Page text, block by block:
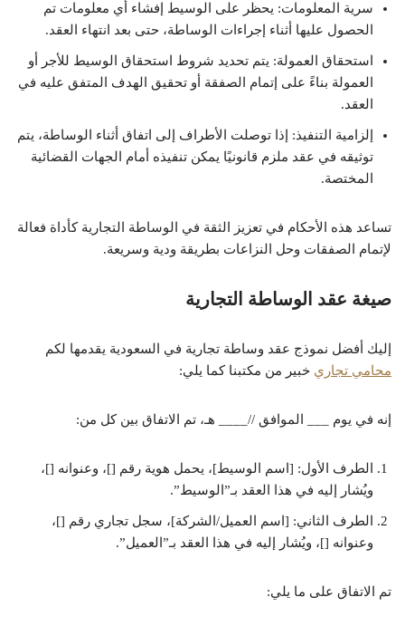
سرية المعلومات: يحظر على الوسيط إفشاء أي معلومات تم
الحصول عليها أثناء إجراءات الوساطة، حتى بعد انتهاء العقد.
استحقاق العمولة: يتم تحديد شروط استحقاق الوسيط للأجر أو
العمولة بناءً على إتمام الصفقة أو تحقيق الهدف المتفق عليه في
العقد.
إلزامية التنفيذ: إذا توصلت الأطراف إلى اتفاق أثناء الوساطة، يتم
توثيقه في عقد ملزم قانونيًا يمكن تنفيذه أمام الجهات القضائية
المختصة.
تساعد هذه الأحكام في تعزيز الثقة في الوساطة التجارية كأداة فعالة
لإتمام الصفقات وحل النزاعات بطريقة ودية وسريعة.
صيغة عقد الوساطة التجارية
إليك أفضل نموذج عقد وساطة تجارية في السعودية يقدمها لكم
محامي تجاري خبير من مكتبنا كما يلي:
إنه في يوم ___ الموافق //____ هـ، تم الاتفاق بين كل من:
الطرف الأول: [اسم الوسيط]، يحمل هوية رقم []، وعنوانه []،
ويُشار إليه في هذا العقد بـ”الوسيط”.
الطرف الثاني: [اسم العميل/الشركة]، سجل تجاري رقم []،
وعنوانه []، ويُشار إليه في هذا العقد بـ”العميل”.
تم الاتفاق على ما يلي: